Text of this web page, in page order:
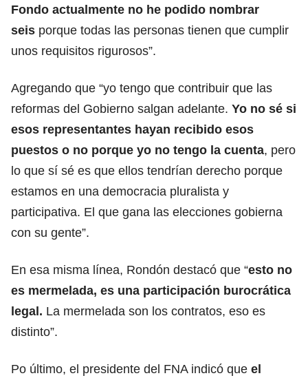
Fondo actualmente no he podido nombrar
seis porque todas las personas tienen que cumplir
unos requisitos rigurosos”.
Agregando que “yo tengo que contribuir que las
reformas del Gobierno salgan adelante. Yo no sé si
esos representantes hayan recibido esos
puestos o no porque yo no tengo la cuenta, pero
lo que sí sé es que ellos tendrían derecho porque
estamos en una democracia pluralista y
participativa. El que gana las elecciones gobierna
con su gente”.
En esa misma línea, Rondón destacó que “esto no
es mermelada, es una participación burocrática
legal. La mermelada son los contratos, eso es
distinto”.
Po último, el presidente del FNA indicó que el